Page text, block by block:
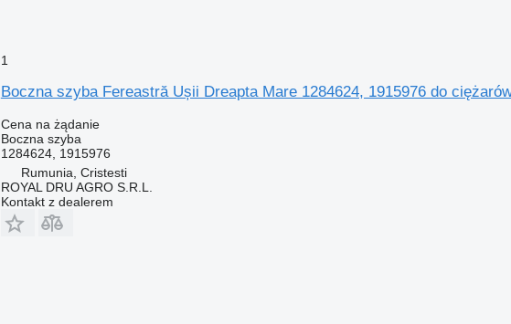
1
Boczna szyba Fereastră Ușii Dreapta Mare 1284624, 1915976 do
Cena na żądanie
Boczna szyba
1284624, 1915976
Rumunia, Cristesti
ROYAL DRU AGRO S.R.L.
Kontakt z dealerem